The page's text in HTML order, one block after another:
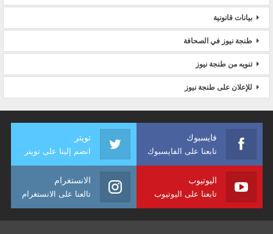
بيانات قانونية
طنجة نيوز في الصحافة
تنويه من طنجة نيوز
للإعلان على طنجة نيوز
فايسبوك
تابعنا على الفايسبوك
تويتر
انضم إلينا على تويتر
اليوتيوب
تابعنا على اليوتيوب
الانستغرام
تالعنا على الانستغرام